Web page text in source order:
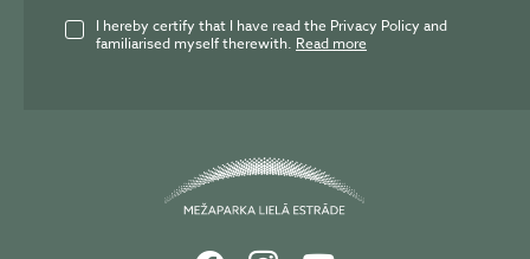
I hereby certify that I have read the Privacy Policy and
familiarised myself therewith. Read more